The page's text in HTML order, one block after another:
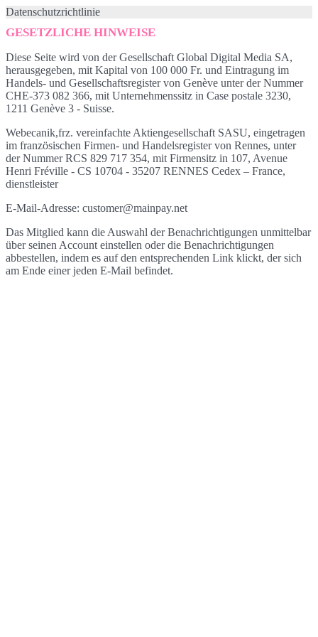
Datenschutzrichtlinie
GESETZLICHE HINWEISE
Diese Seite wird von der Gesellschaft Global Digital Media SA,
herausgegeben, mit Kapital von 100 000 Fr. und Eintragung im
Handels- und Gesellschaftsregister von Genève unter der Nummer
CHE-373 082 366, mit Unternehmenssitz in Case postale 3230,
1211 Genève 3 - Suisse.
Webecanik,frz. vereinfachte Aktiengesellschaft SASU, eingetragen
im französischen Firmen- und Handelsregister von Rennes, unter
der Nummer RCS 829 717 354, mit Firmensitz in 107, Avenue
Henri Fréville - CS 10704 - 35207 RENNES Cedex – France,
dienstleister
E-Mail-Adresse: customer@mainpay.net
Das Mitglied kann die Auswahl der Benachrichtigungen unmittelbar
über seinen Account einstellen oder die Benachrichtigungen
abbestellen, indem es auf den entsprechenden Link klickt, der sich
am Ende einer jeden E-Mail befindet.